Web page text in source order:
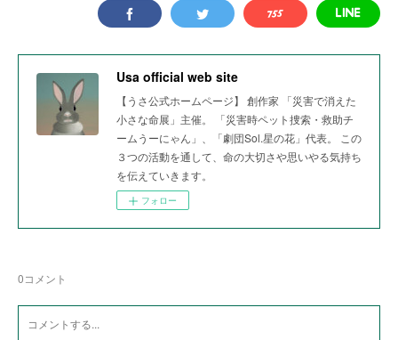
Usa official web site
【うさ公式ホームページ】 創作家 「災害で消えた
小さな命展」主催。 「災害時ペット捜索・救助チ
ームうーにゃん」、「劇団Sol.星の花」代表。 この
３つの活動を通して、命の大切さや思いやる気持ち
を伝えていきます。
フォロー
0コメント